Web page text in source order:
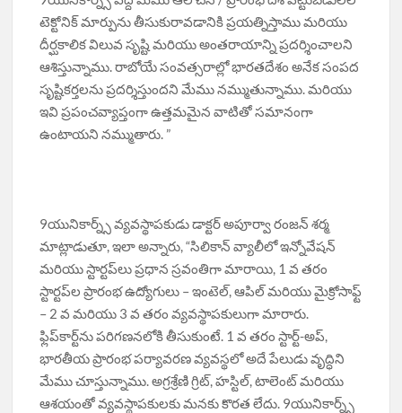
టెక్టోనిక్ మార్పును తీసుకురావడానికి ప్రయత్నిస్తాము మరియు
దీర్ఘకాలిక విలువ సృష్టి మరియు అంతరాయాన్ని ప్రదర్శించాలని
ఆశిస్తున్నాము. రాబోయే సంవత్సరాల్లో భారతదేశం అనేక సంపద
సృష్టికర్తలను ప్రదర్శిస్తుందని మేము నమ్ముతున్నాము. మరియు
ఇవి ప్రపంచవ్యాప్తంగా ఉత్తమమైన వాటితో సమానంగా
ఉంటాయని నమ్ముతారు. ”
9యునికార్న్స్ వ్యవస్థాపకుడు డాక్టర్ అపూర్వా రంజన్ శర్మ
మాట్లాడుతూ, ఇలా అన్నారు, “సిలికాన్ వ్యాలీలో ఇన్నోవేషన్
మరియు స్టార్టప్‌లు ప్రధాన స్రవంతిగా మారాయి, 1 వ తరం
స్టార్టప్‌ల ప్రారంభ ఉద్యోగులు – ఇంటెల్, ఆపిల్ మరియు మైక్రోసాఫ్ట్
– 2 వ మరియు 3 వ తరం వ్యవస్థాపకులుగా మారారు.
ఫ్లిప్‌కార్ట్‌ను పరిగణనలోకి తీసుకుంటే. 1 వ తరం స్టార్ట్-అప్,
భారతీయ ప్రారంభ పర్యావరణ వ్యవస్థలో అదే పేలుడు వృద్ధిని
మేము చూస్తున్నాము. అగ్రశ్రేణి గ్రిట్, హస్టిల్, టాలెంట్ మరియు
ఆశయంతో వ్యవస్థాపకులకు మనకు కొరత లేదు. 9యునికార్న్స్